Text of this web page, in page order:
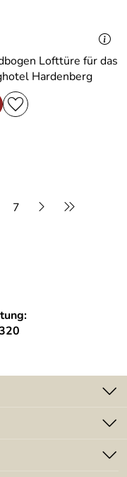
Lofttüre für das
Hardenberg
7